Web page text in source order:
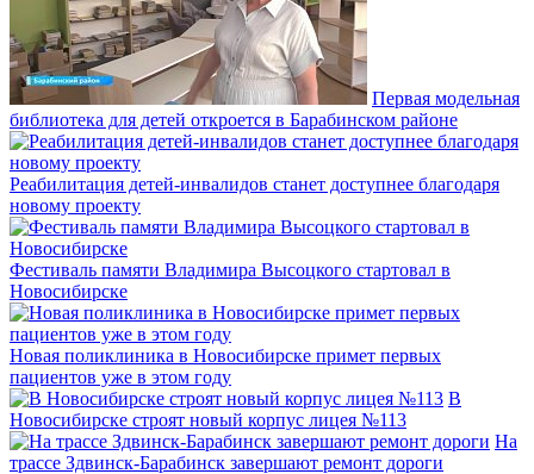
Первая модельная
библиотека для детей откроется в Барабинском районе
Реабилитация детей-инвалидов станет доступнее благодаря
новому проекту
Фестиваль памяти Владимира Высоцкого стартовал в
Новосибирске
Новая поликлиника в Новосибирске примет первых
пациентов уже в этом году
В
Новосибирске строят новый корпус лицея №113
На
трассе Здвинск-Барабинск завершают ремонт дороги